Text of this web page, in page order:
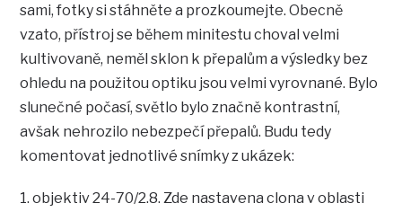
sami, fotky si stáhněte a prozkoumejte. Obecně
vzato, přístroj se během minitestu choval velmi
kultivovaně, neměl sklon k přepalům a výsledky bez
ohledu na použitou optiku jsou velmi vyrovnané. Bylo
slunečné počasí, světlo bylo značně kontrastní,
avšak nehrozilo nebezpečí přepalů. Budu tedy
komentovat jednotlivé snímky z ukázek:
1. objektiv 24-70/2.8. Zde nastavena clona v oblasti